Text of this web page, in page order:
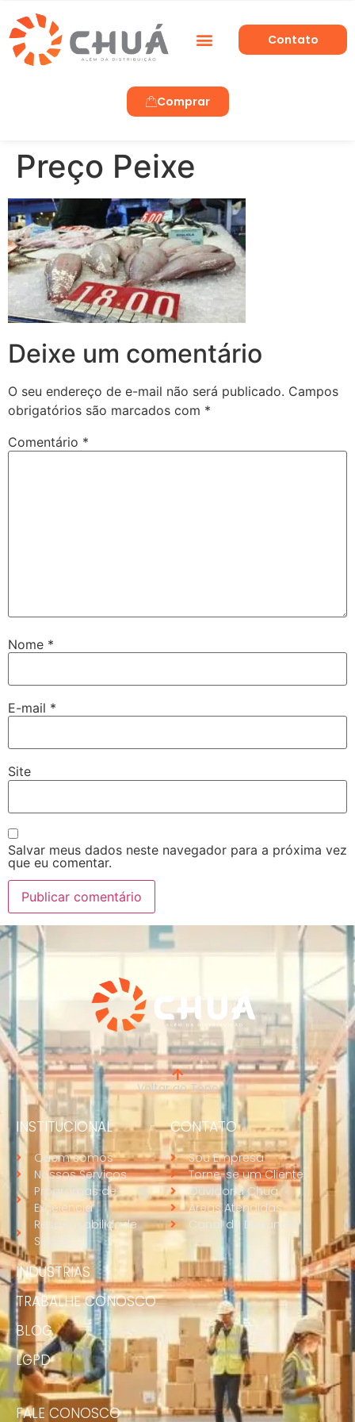
Comprar
Contato
Preço Peixe
Deixe um comentário
O seu endereço de e-mail não será publicado. Campos
obrigatórios são marcados com *
Comentário *
Nome *
E-mail *
Site
Salvar meus dados neste navegador para a próxima vez
que eu comentar.
Voltar ao Topo
INSTITUCIONAL
Quem somos
Nossos Serviços
Programas de
Excelência
Responsabilidade
Social
INDUSTRIAS
TRABALHE CONOSCO
BLOG
LGPD
CONTATO
Sou Empresa
Torne-se um Cliente
Ouvidoria Chuá
Áreas Atendidas
Canal de Denúncia
FALE CONOSCO